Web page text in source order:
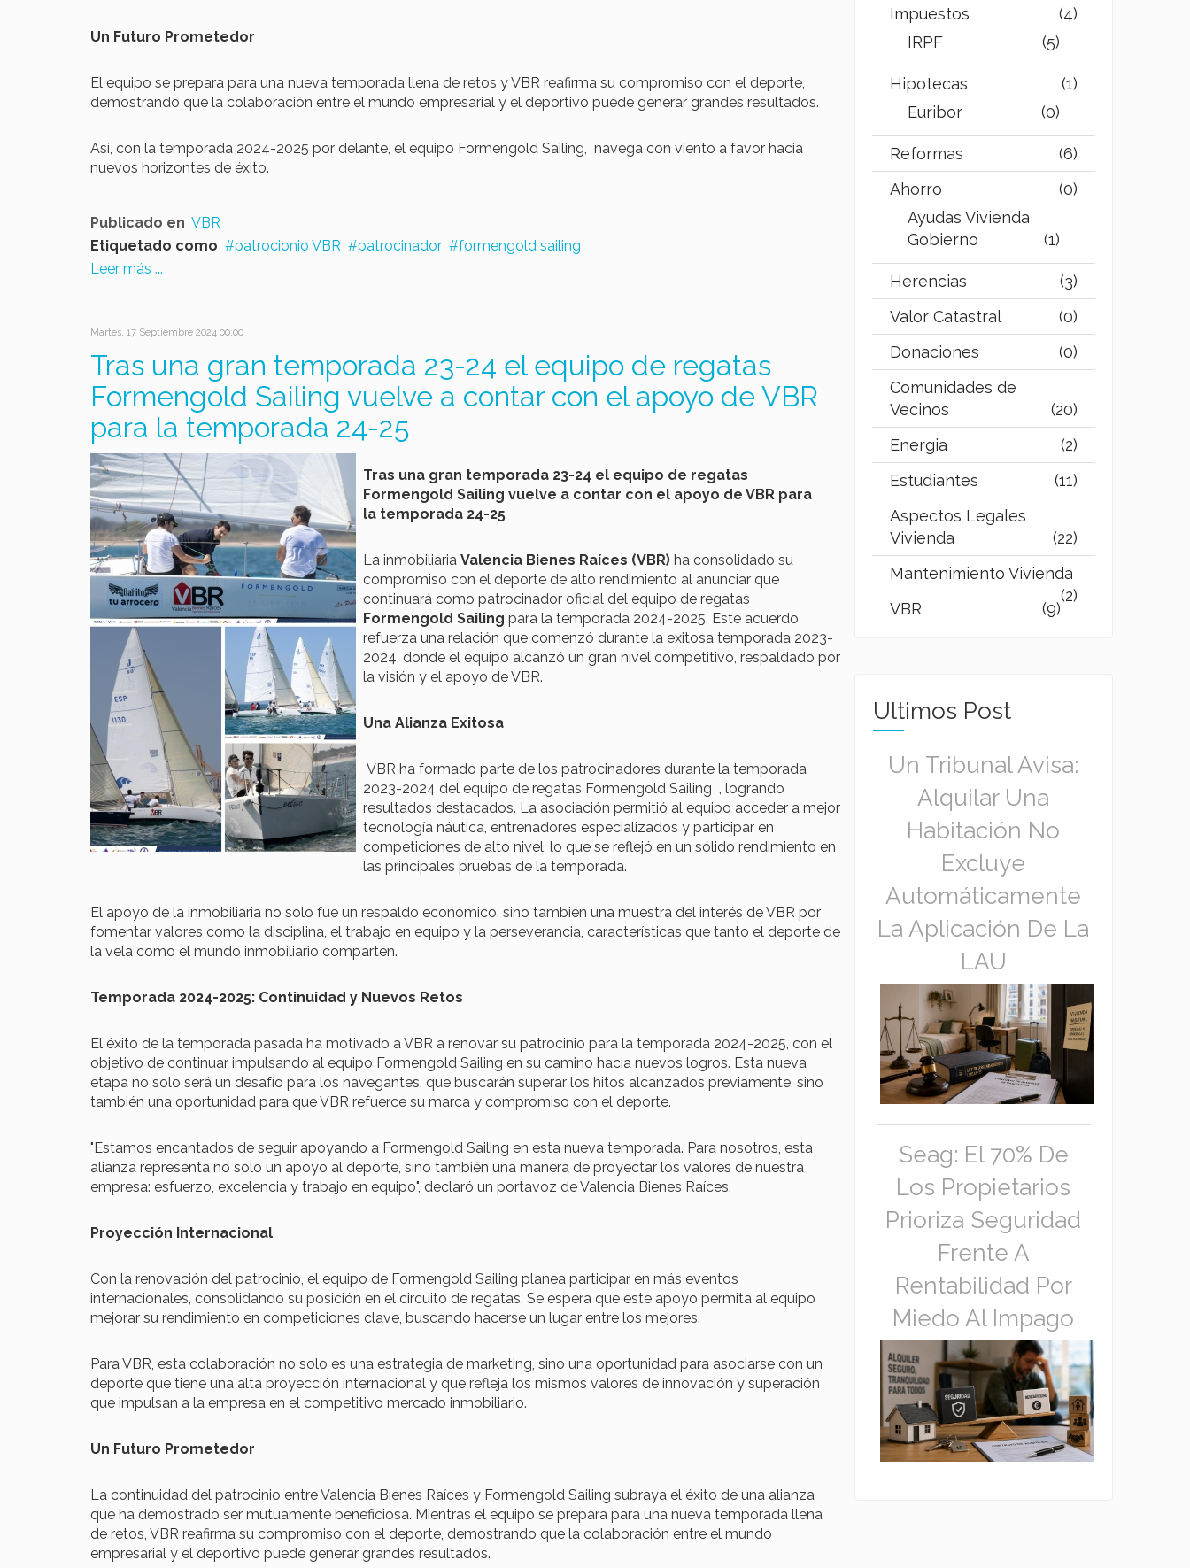
Un Futuro Prometedor
El equipo se prepara para una nueva temporada llena de retos y VBR reafirma su compromiso con el deporte,
demostrando que la colaboración entre el mundo empresarial y el deportivo puede generar grandes resultados.
Así, con la temporada 2024-2025 por delante, el equipo Formengold Sailing, navega con viento a favor hacia
nuevos horizontes de éxito.
Publicado en VBR
Etiquetado como
patrocionio VBR patrocinador
formengold sailing
Leer más ...
Martes, 17 Septiembre 2024 00:00
Tras una gran temporada 23-24 el equipo de regatas
Formengold Sailing vuelve a contar con el apoyo de VBR
para la temporada 24-25
Tras una gran temporada 23-24 el equipo de regatas
Formengold Sailing vuelve a contar con el apoyo de VBR para
la temporada 24-25
La inmobiliaria Valencia Bienes Raíces (VBR) ha consolidado su
compromiso con el deporte de alto rendimiento al anunciar que
continuará como patrocinador oficial del equipo de regatas
Formengold Sailing para la temporada 2024-2025. Este acuerdo
refuerza una relación que comenzó durante la exitosa temporada 2023-
2024, donde el equipo alcanzó un gran nivel competitivo, respaldado por
la visión y el apoyo de VBR.
Una Alianza Exitosa
VBR ha formado parte de los patrocinadores durante la temporada
2023-2024 del equipo de regatas Formengold Sailing , logrando
resultados destacados. La asociación permitió al equipo acceder a mejor
tecnología náutica, entrenadores especializados y participar en
competiciones de alto nivel, lo que se reflejó en un sólido rendimiento en
las principales pruebas de la temporada.
El apoyo de la inmobiliaria no solo fue un respaldo económico, sino también una muestra del interés de VBR por
fomentar valores como la disciplina, el trabajo en equipo y la perseverancia, características que tanto el deporte de
la vela como el mundo inmobiliario comparten.
Temporada 2024-2025: Continuidad y Nuevos Retos
El éxito de la temporada pasada ha motivado a VBR a renovar su patrocinio para la temporada 2024-2025, con el
objetivo de continuar impulsando al equipo Formengold Sailing en su camino hacia nuevos logros. Esta nueva
etapa no solo será un desafío para los navegantes, que buscarán superar los hitos alcanzados previamente, sino
también una oportunidad para que VBR refuerce su marca y compromiso con el deporte.
"Estamos encantados de seguir apoyando a Formengold Sailing en esta nueva temporada. Para nosotros, esta
alianza representa no solo un apoyo al deporte, sino también una manera de proyectar los valores de nuestra
empresa: esfuerzo, excelencia y trabajo en equipo", declaró un portavoz de Valencia Bienes Raíces.
Proyección Internacional
Con la renovación del patrocinio, el equipo de Formengold Sailing planea participar en más eventos
internacionales, consolidando su posición en el circuito de regatas. Se espera que este apoyo permita al equipo
mejorar su rendimiento en competiciones clave, buscando hacerse un lugar entre los mejores.
Para VBR, esta colaboración no solo es una estrategia de marketing, sino una oportunidad para asociarse con un
deporte que tiene una alta proyección internacional y que refleja los mismos valores de innovación y superación
que impulsan a la empresa en el competitivo mercado inmobiliario.
Un Futuro Prometedor
La continuidad del patrocinio entre Valencia Bienes Raíces y Formengold Sailing subraya el éxito de una alianza
que ha demostrado ser mutuamente beneficiosa. Mientras el equipo se prepara para una nueva temporada llena
de retos, VBR reafirma su compromiso con el deporte, demostrando que la colaboración entre el mundo
empresarial y el deportivo puede generar grandes resultados.
Impuestos
(4)
IRPF
(5)
Hipotecas
(1)
Euribor
(0)
Reformas
(6)
Ahorro
(0)
Ayudas Vivienda
Gobierno
(1)
Herencias
(3)
Valor Catastral
(0)
Donaciones
(0)
Comunidades de
Vecinos
(20)
Energia
(2)
Estudiantes
(11)
Aspectos Legales
Vivienda
(22)
Mantenimiento Vivienda
(2)
VBR (9)
Ultimos Post
Un Tribunal Avisa:
Alquilar Una
Habitación No
Excluye
Automáticamente
La Aplicación De La
LAU
Seag: El 70% De
Los Propietarios
Prioriza Seguridad
Frente A
Rentabilidad Por
Miedo Al Impago